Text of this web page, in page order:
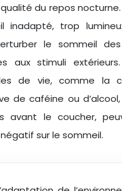
du repos
inadapté, trop
le sommeil des
aux stimuli
de vie, comme la
de caféine ou d’alcool,
avant le coucher,
sur le sommeil.